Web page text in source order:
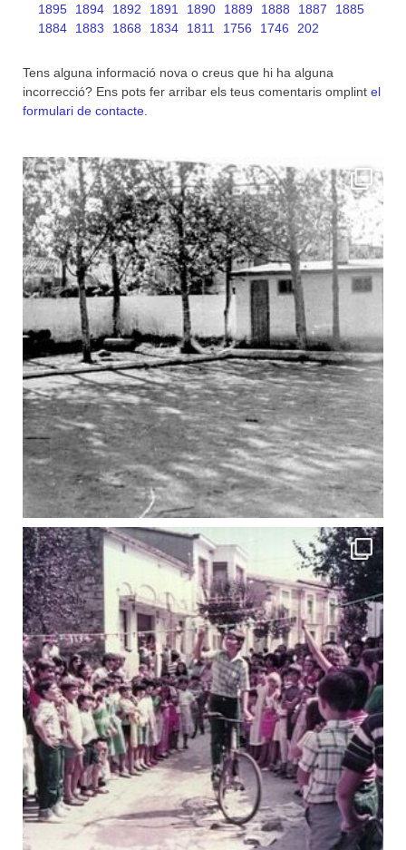
1895
1894 1892 1891 1890 1889 1888 1887
1885
1884
1883 1868 1834 1811 1756 1746 202
Tens alguna informació nova o creus que hi ha alguna
incorrecció? Ens pots fer arribar els teus comentaris omplint el
formulari de contacte